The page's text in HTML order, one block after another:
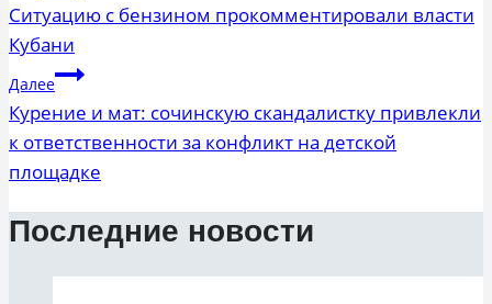
по
записям
Ситуацию с бензином прокомментировали власти
Кубани
Далее
Курение и мат: сочинскую скандалистку привлекли
к ответственности за конфликт на детской
площадке
Последние новости